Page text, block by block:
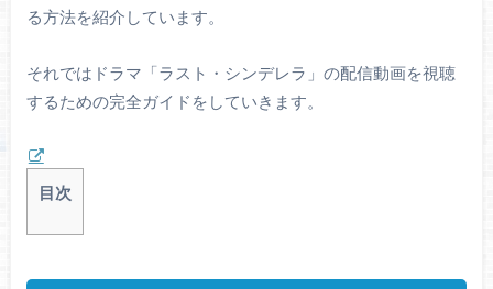
る方法を紹介しています。
それではドラマ「ラスト・シンデレラ」の配信動画を視聴
するための完全ガイドをしていきます。
目次